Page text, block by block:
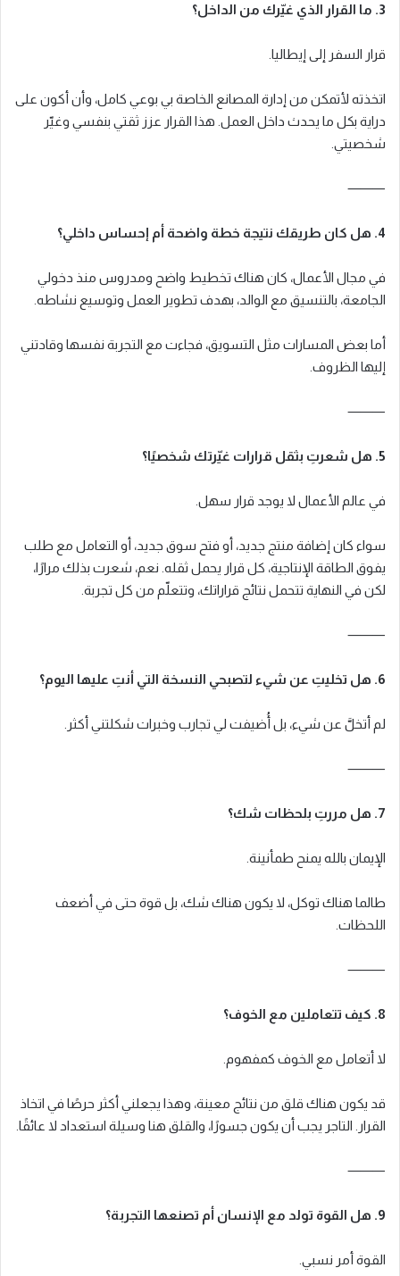
3. ما القرار الذي غيّرك من الداخل؟
قرار السفر إلى إيطاليا.
اتخذته لأتمكن من إدارة المصانع الخاصة بي بوعي كامل، وأن أكون على
دراية بكل ما يحدث داخل العمل. هذا القرار عزز ثقتي بنفسي وغيّر
شخصيتي.
⸻
4. هل كان طريقك نتيجة خطة واضحة أم إحساس داخلي؟
في مجال الأعمال، كان هناك تخطيط واضح ومدروس منذ دخولي
الجامعة، بالتنسيق مع الوالد، بهدف تطوير العمل وتوسيع نشاطه.
أما بعض المسارات مثل التسويق، فجاءت مع التجربة نفسها وقادتني
إليها الظروف.
⸻
5. هل شعرتِ بثقل قرارات غيّرتك شخصيًا؟
في عالم الأعمال لا يوجد قرار سهل.
سواء كان إضافة منتج جديد، أو فتح سوق جديد، أو التعامل مع طلب
يفوق الطاقة الإنتاجية، كل قرار يحمل ثقله. نعم، شعرت بذلك مرارًا،
لكن في النهاية تتحمل نتائج قراراتك، وتتعلّم من كل تجربة.
⸻
6. هل تخليتِ عن شيء لتصبحي النسخة التي أنتِ عليها اليوم؟
لم أتخلَّ عن شيء، بل أُضيفت لي تجارب وخبرات شكلتني أكثر.
⸻
7. هل مررتِ بلحظات شك؟
الإيمان بالله يمنح طمأنينة.
طالما هناك توكل، لا يكون هناك شك، بل قوة حتى في أضعف
اللحظات.
⸻
8. كيف تتعاملين مع الخوف؟
لا أتعامل مع الخوف كمفهوم.
قد يكون هناك قلق من نتائج معينة، وهذا يجعلني أكثر حرصًا في اتخاذ
القرار. التاجر يجب أن يكون جسورًا، والقلق هنا وسيلة استعداد لا عائقًا.
⸻
9. هل القوة تولد مع الإنسان أم تصنعها التجربة؟
القوة أمر نسبي.